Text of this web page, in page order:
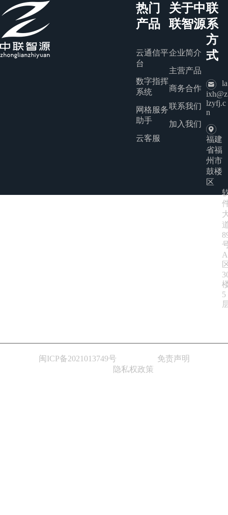
热门
产品
云通信平
台
数字指挥
系统
网格服务
助手
云客服
关于中
联智源
企业简介
主营产品
商务合作
联系我们
加入我们
联
系
方
式
la
ixh@z
lzyfj.c
n
福建
省福
州市
鼓楼
区
A
5
闽ICP备2021013749号
免责声明
隐私权政策